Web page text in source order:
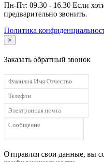
Пн-Пт: 09.30 - 16.30 Если
предварительно звонить.
Политика
×
Заказать обратный звонок
Отправляя свои данные, вы